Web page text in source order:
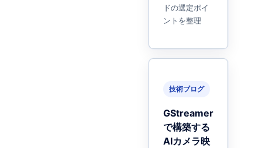
ドの選定ポイ
ントを整理
技術ブログ
GStreamer
で構築する
AIカメラ映